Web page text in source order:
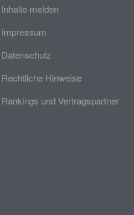
Inhalte melden
Impressum
Datenschutz
Rechtliche Hinweise
Rankings und Vertragspartner